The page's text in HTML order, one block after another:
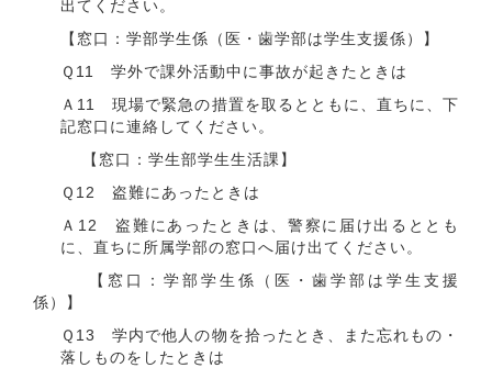
出てください。
【窓口：学部学生係（医・歯学部は学生支援係）】
Ｑ11 学外で課外活動中に事故が起きたときは
Ａ11 現場で緊急の措置を取るとともに、直ちに、下
記窓口に連絡してください。
【窓口：学生部学生生活課】
Ｑ12 盗難にあったときは
Ａ12 盗難にあったときは、警察に届け出るととも
に、直ちに所属学部の窓口へ届け出てください。
【窓口：学部学生係（医・歯学部は学生支援
係）】
Ｑ13 学内で他人の物を拾ったとき、また忘れもの・
落しものをしたときは